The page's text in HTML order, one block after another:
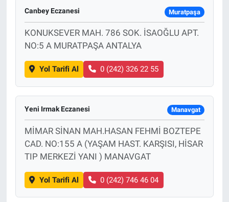
Canbey Eczanesi Muratpaşa
KONUKSEVER MAH. 786 SOK. İSAOĞLU APT.
NO:5 A MURATPAŞA ANTALYA
Yol Tarifi Al 0 (242) 326 22 55
Yeni Irmak Eczanesi Manavgat
MİMAR SİNAN MAH.HASAN FEHMİ BOZTEPE
CAD. NO:155 A (YAŞAM HAST. KARŞISI, HİSAR
TIP MERKEZİ YANI ) MANAVGAT
Yol Tarifi Al 0 (242) 746 46 04